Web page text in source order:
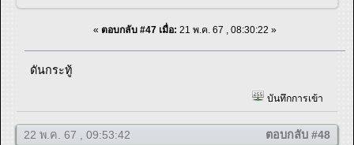
« ตอบกลับ #47 เมื่อ: 21 พ.ค. 67 , 08:30:22 »
ดันกระทู้
บันทึกการเข้า
22 พ.ค. 67 , 09:53:42 ตอบกลับ #48